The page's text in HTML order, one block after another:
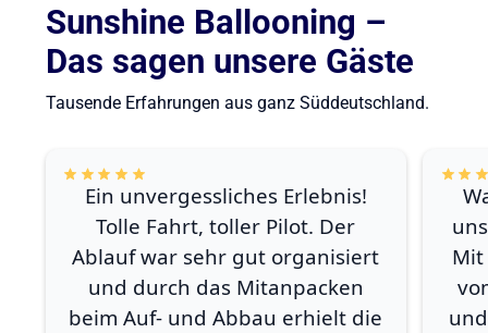
Sunshine Ballooning –
Das sagen unsere Gäste
Tausende Erfahrungen aus ganz Süddeutschland.
Ein unvergessliches Erlebnis!
Tolle Fahrt, toller Pilot. Der
Ablauf war sehr gut organisiert
und durch das Mitanpacken
beim Auf- und Abbau erhielt die